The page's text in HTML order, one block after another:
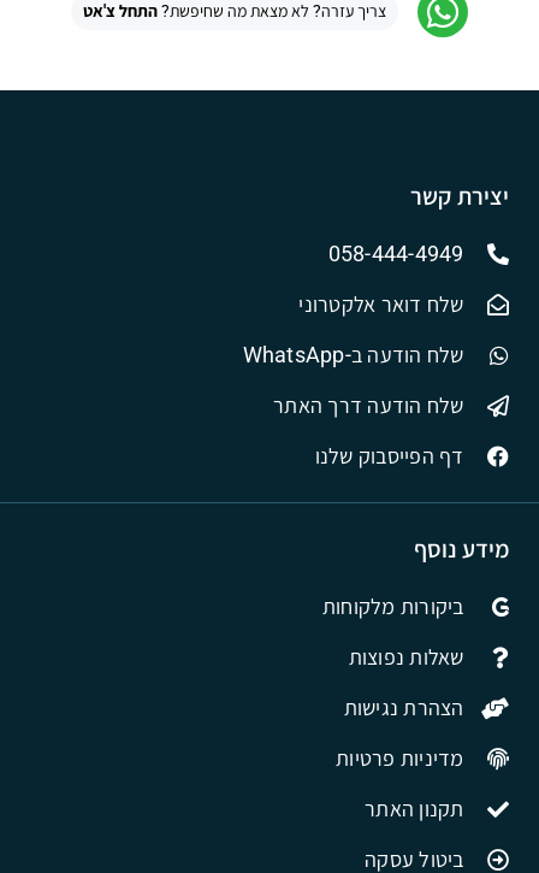
צריך עזרה? לא מצאת מה שחיפשת?התחל צ'אט
מידע נוסף
ביקורות מלקוחות
שאלות נפוצות
הצהרת נגישות
מדיניות פרטיות
תקנון האתר
ביטול עסקה
יצירת קשר
058-444-4949
שלח דואר אלקטרוני
שלח הודעה ב-WhatsApp
שלח הודעה דרך האתר
דף הפייסבוק שלנו